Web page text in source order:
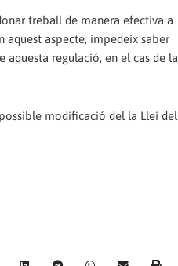
treball de manera efectiva a
aquest aspecte, impedeix saber
aquesta regulació, en el cas de la
modificació del la Llei del